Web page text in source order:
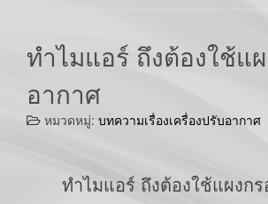
ทำไมแอร์ ถึงต้องใช้แ
อากาศ
หมวดหมู่: บทความเรื่องเครื่องปรับอากาศ
ทำไมแอร์ ถึงต้องใช้แผงก